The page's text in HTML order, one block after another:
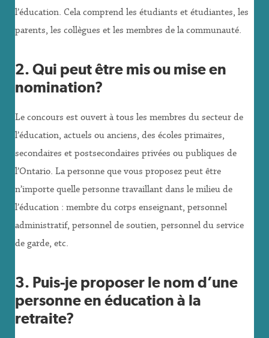
l’éducation. Cela comprend les étudiants et étudiantes, les
parents, les collègues et les membres de la communauté.
2. Qui peut être mis ou mise en
nomination?
Le concours est ouvert à tous les membres du secteur de
l’éducation, actuels ou anciens, des écoles primaires,
secondaires et postsecondaires privées ou publiques de
l’Ontario. La personne que vous proposez peut être
n’importe quelle personne travaillant dans le milieu de
l’éducation : membre du corps enseignant, personnel
administratif, personnel de soutien, personnel du service
de garde, etc.
3. Puis-je proposer le nom d’une
personne en éducation à la
retraite?